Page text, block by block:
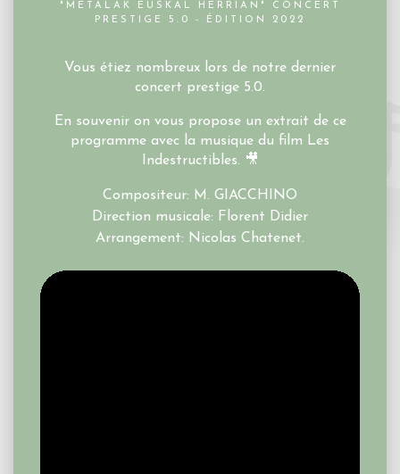
"METALAK EUSKAL HERRIAN" CONCERT
PRESTIGE 5.0 - ÉDITION 2022
Vous étiez nombreux lors de notre dernier
concert prestige 5.0.
En souvenir on vous propose un extrait de ce
programme avec la musique du film Les
Indestructibles. 🎥
Compositeur: M. GIACCHINO
Direction musicale: Florent Didier
Arrangement: Nicolas Chatenet.